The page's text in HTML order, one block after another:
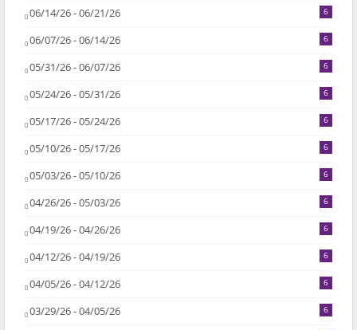
06/14/26 - 06/21/26 6
06/07/26 - 06/14/26 6
05/31/26 - 06/07/26 6
05/24/26 - 05/31/26 6
05/17/26 - 05/24/26 6
05/10/26 - 05/17/26 6
05/03/26 - 05/10/26 6
04/26/26 - 05/03/26 6
04/19/26 - 04/26/26 6
04/12/26 - 04/19/26 6
04/05/26 - 04/12/26 6
03/29/26 - 04/05/26 6